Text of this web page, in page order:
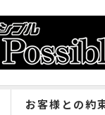
お客様との約